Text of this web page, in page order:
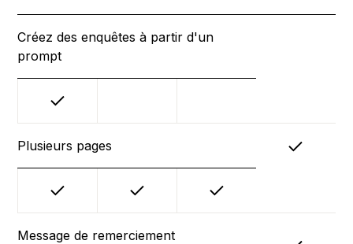
Créez des enquêtes à partir d'un
prompt
Plusieurs pages
Message de remerciement